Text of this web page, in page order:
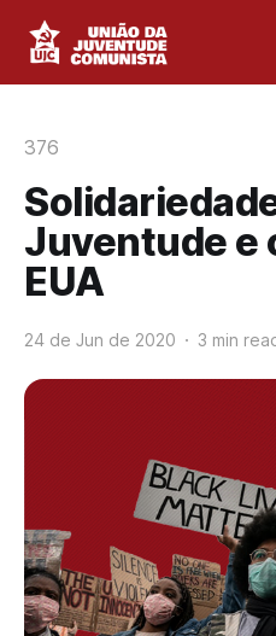
376
Juventude e
EUA
24 de Jun de 2020 3 min